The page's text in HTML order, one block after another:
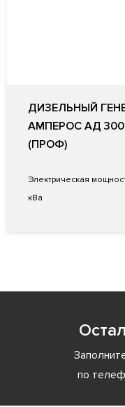
ДИЗЕЛЬНЫЙ
АМПЕРОС АД
(ПРОФ)
Электрическая
кВа
по